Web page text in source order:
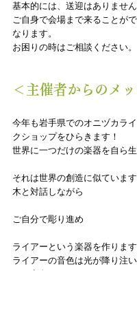
基本的には、送迎はありません
ご自身で会場まで来ることが
なります。
お困りの時はご相談ください。
＜主催者からのメ
今年も岩手県でのオニヅカラ
クショップをひらきます！
世界に一つだけの楽器を自ら生
それは世界の創造に似ています
木と対話しながら
ご自分で彫り進め
ライアーという楽器を作ります
ライアーの音色は光が降り注